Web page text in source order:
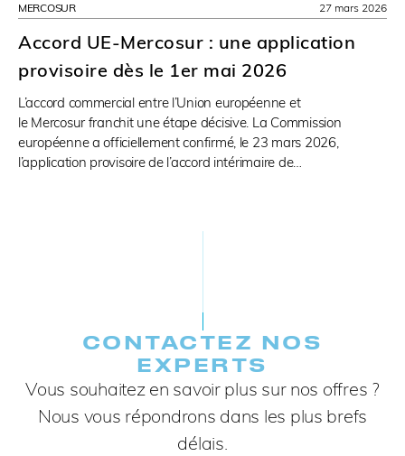
MERCOSUR
Accord UE-Mercosur : une application
provisoire dès le 1er mai 2026
L’accord commercial entre l’Union européenne et
le Mercosur franchit une étape décisive. La Commission
européenne a officiellement confirmé, le 23 mars 2026,
l’application provisoire de l’accord intérimaire de…
27 mars 2026
CONTACTEZ NOS
EXPERTS​
Vous souhaitez en savoir plus sur nos offres ?
Nous vous répondrons dans les plus brefs
délais.